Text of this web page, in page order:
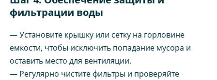
фильтрации воды
— Установите крышку или сетку на горловине
емкости, чтобы исключить попадание мусора и
оставить место для вентиляции.
— Регулярно чистите фильтры и проверяйте